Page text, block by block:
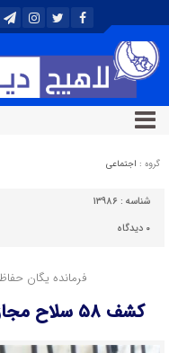
گروه : اجتماعی
شناسه : ۱۳۹۸۶
۰ دیدگاه
فرمانده یگان
کشف ۵۸ سلاح مجاز و ۱۰ سلاح غیرمجاز در گیلان